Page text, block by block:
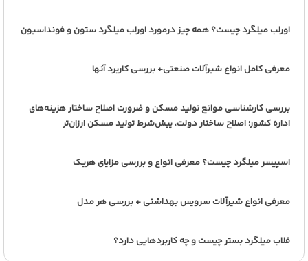
اورلب میلگرد چیست؟ همه چیز درمورد اورلب میلگرد ستون و فونداسیون
معرفی کامل انواع شیرآلات صنعتی+ بررسی کاربرد آنها
بررسی کارشناسی موانع تولید مسکن و ضرورت اصلاح ساختار هزینه‌های
اداره کشور؛ اصلاح ساختار دولت، پیش‌شرط تولید مسکن ارزان‌تر
اسپیسر میلگرد چیست؟ معرفی انواع و بررسی مزایای هریک
معرفی انواع شیرآلات سرویس بهداشتی + بررسی هر مدل
قلاب میلگرد بستر چیست و چه کاربردهایی دارد؟